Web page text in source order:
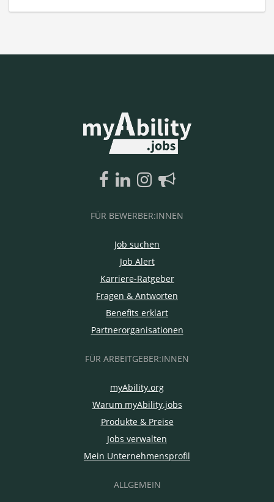
FÜR BEWERBER:INNEN
Job suchen
Job Alert
Karriere-Ratgeber
Fragen & Antworten
Benefits erklärt
Partnerorganisationen
FÜR ARBEITGEBER:INNEN
myAbility.org
Warum myAbility.jobs
Produkte & Preise
Jobs verwalten
Mein Unternehmensprofil
ALLGEMEIN